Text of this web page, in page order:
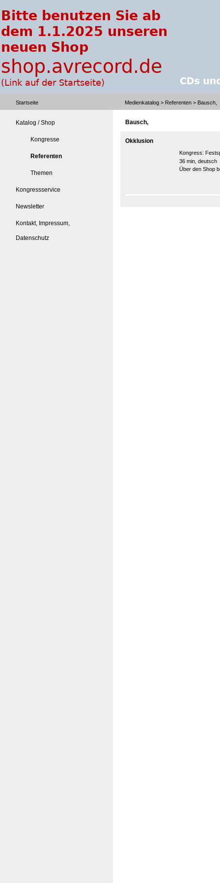
Startseite Medienkatalog > Referenten > Bausch,
Katalog / Shop
Kongresse
Referenten
Themen
Kongressservice
Newsletter
Kontakt, Impressum,
Datenschutz
Bausch,
Okklusion
Kongress:
36 min, deutsch
Über den Shop